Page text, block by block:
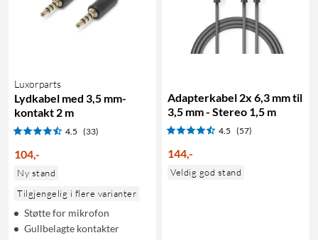
Luxorparts
Lydkabel med 3,5 mm-
kontakt 2 m
4.5 (33)
104,-
Ny stand
Tilgjengelig i flere varianter
Støtte for mikrofon
Gullbelagte kontakter
Adapterkabel 2x 6,3 mm til
3,5 mm - Stereo 1,5 m
4.5 (57)
144,-
Veldig god stand